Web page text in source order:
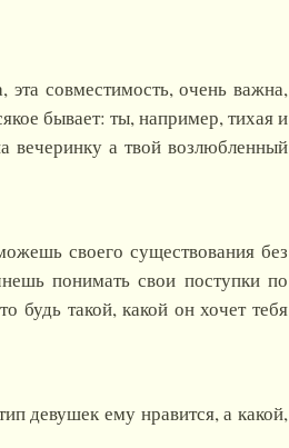
совместимость, очень важна,
бывает: ты, например, тихая и
вечеринку а твой возлюбленный
своего существования без
понимать свои поступки по
такой, какой он хочет тебя
девушек ему нравится, а какой,